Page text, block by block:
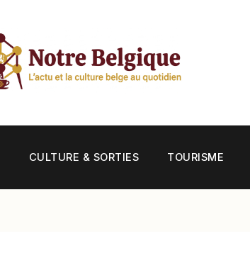
CULTURE & SORTIES TOURISME